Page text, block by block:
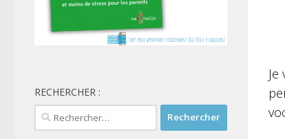
RECHERCHER :
Rechercher :